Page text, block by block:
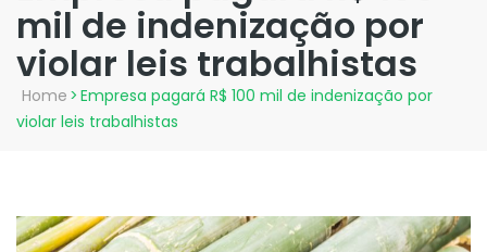
mil de indenização por
violar leis trabalhistas
Home > Empresa pagará R$ 100 mil de indenização por
violar leis trabalhistas